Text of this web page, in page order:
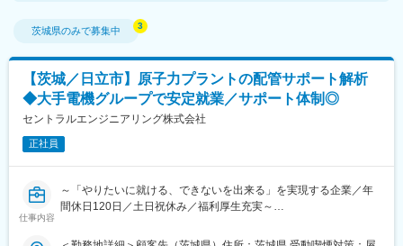
茨城県のみで募集中
【茨城／日立市】原子力プラントの配管サポート解析
◆大手電機グループで安定就業／サポート体制◎
セントラルエンジニアリング株式会社
正社員
仕事内容
～「やりたいに就ける、できないを出来る」を実現する企業／年
間休日120日／土日祝休み／福利厚生充実～
■業務概要：